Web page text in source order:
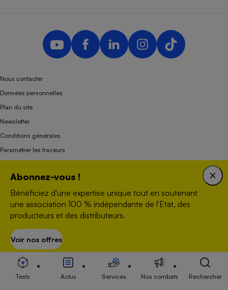
Abonnez-vous !
Bénéficiez d'une expertise unique tout en soutenant
une association 100 % indépendante de l'Etat, des
producteurs et des distributeurs.
Voir nos offres
Nous contacter
Données personnelles
Plan du site
Newsletter
Conditions générales
Paramétrer les traceurs
Droits de reproduction et de diffusion
Mentions légales
Panel
Association indépendante de l’État, des syndicats, des producteurs et des
distributeurs depuis 1951.
Tests Actus Services Nos combats Rechercher